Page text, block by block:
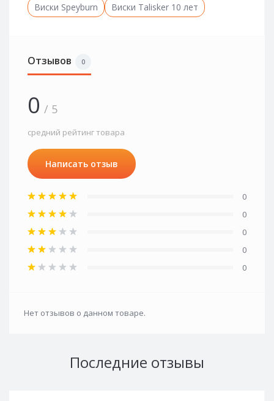
Виски Speyburn
Виски Talisker 10 лет
Отзывов 0
0 / 5
средний рейтинг товара
Написать отзыв
0
0
0
0
0
Нет отзывов о данном товаре.
Последние отзывы